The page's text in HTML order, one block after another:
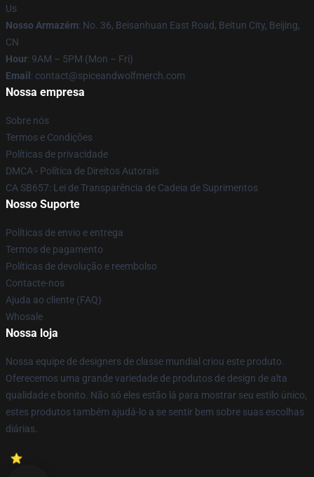
Us
Nosso Armazém: No. 36, Beisanhuan East Road, Beitun City, Beijing,
CN
Hour: 9AM – 5PM (Mon – Fri)
Email : contact@spiceandwolfmerch.com
Nossa empresa
Sobre nós
Termos e Condições
Políticas de privacidade
DMCA - Política de Direitos Autorais
CA SB657: Lei de Transparência de Cadeia de Suprimentos
Nosso Suporte
Políticas de envio e entrega
Termos de pagamento
Políticas de devolução e reembolso
Contacte-nos
Ajuda ao cliente (FAQ)
Whosale
Nossa loja
Nossa equipe de designers de classe mundial criou este produto.
Oferecemos uma grande variedade de produtos de design de alta
qualidade e bonito. Não só eles estão lá para mostrar seu estilo único,
estes produtos também ajudá-lo a se sentir bem sobre suas escolhas
diárias.